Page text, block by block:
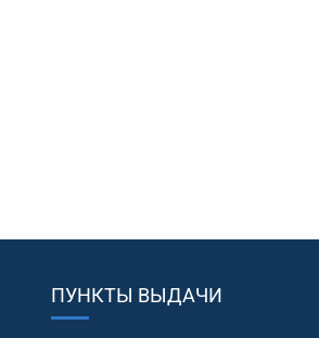
ПУНКТЫ ВЫДАЧИ